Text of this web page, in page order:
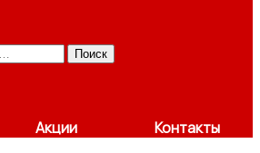
Поиск
Акции Контакты